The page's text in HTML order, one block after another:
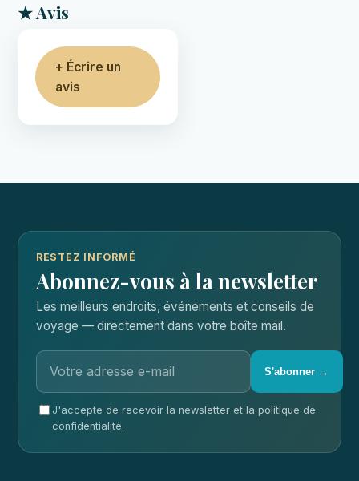
★ Avis
+ Écrire un
avis
RESTEZ INFORMÉ
Abonnez-vous à la newsletter
Les meilleurs endroits, événements et conseils de
voyage — directement dans votre boîte mail.
S'abonner →
J'accepte de recevoir la newsletter et la politique de
confidentialité.